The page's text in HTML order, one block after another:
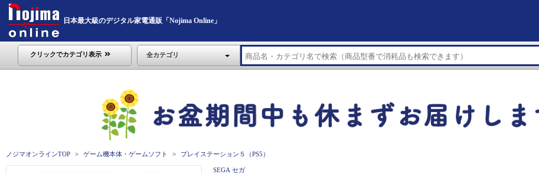
日本最大級のデジタル家電通販「Nojima Online」
クリックでカテゴリ表示 全カテゴリ
ノジマオンラインTOP ゲーム機本体・ゲームソフト プレイステーション５（PS5）
SEGA セガ